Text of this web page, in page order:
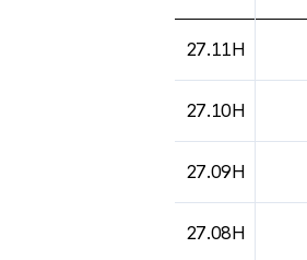
27.11H
27.10H
27.09H
27.08H